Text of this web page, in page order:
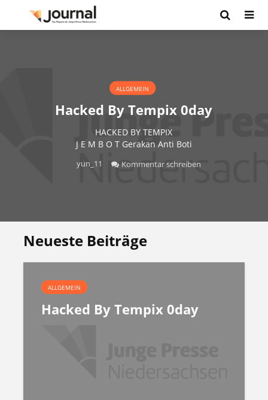
ALLGEMEIN
Hacked By Tempix 0day
HACKED BY TEMPIX
J E M B O T Gerakan Anti Boti
yun_11 Kommentar schreiben
Neueste Beiträge
ALLGEMEIN
Hacked By Tempix 0day